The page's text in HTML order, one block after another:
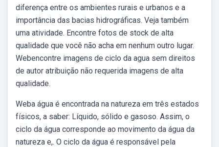
diferença entre os ambientes rurais e urbanos e a
importância das bacias hidrográficas. Veja também
uma atividade. Encontre fotos de stock de alta
qualidade que você não acha em nenhum outro lugar.
Webencontre imagens de ciclo da agua sem direitos
de autor atribuição não requerida imagens de alta
qualidade.
Weba água é encontrada na natureza em três estados
físicos, a saber: Líquido, sólido e gasoso. Assim, o
ciclo da água corresponde ao movimento da água da
natureza e,. O ciclo da água é responsável pela